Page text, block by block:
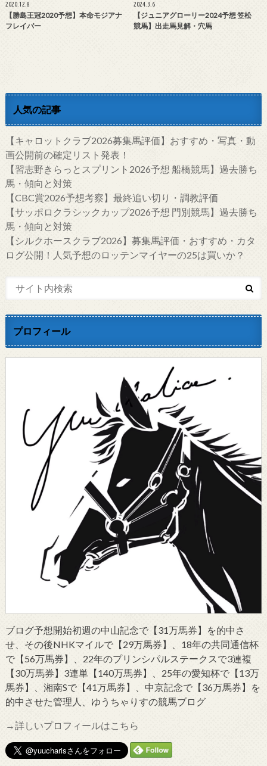
2020.12.8
【勝島王冠2020予想】本命モジアナ
フレイバー
2024.3.6
【ジュニアグローリー2024予想 笠松
競馬】出走馬見解・穴馬
人気の記事
【キャロットクラブ2026募集馬評価】おすすめ・写真・動
画公開前の確定リスト発表！
【習志野きらっとスプリント2026予想 船橋競馬】過去勝ち
馬・傾向と対策
【CBC賞2026予想考察】最終追い切り・調教評価
【サッポロクラシックカップ2026予想 門別競馬】過去勝ち
馬・傾向と対策
【シルクホースクラブ2026】募集馬評価・おすすめ・カタ
ログ公開！人気予想のロッテンマイヤーの25は買いか？
プロフィール
ブログ予想開始初週の中山記念で【31万馬券】を的中さ
せ、その後NHKマイルで【29万馬券】、18年の共同通信杯
で【56万馬券】、22年のプリンシパルステークスで3連複
【30万馬券】3連単【140万馬券】、25年の愛知杯で【13万
馬券】、湘南Sで【41万馬券】、中京記念で【36万馬券】を
的中させた管理人、ゆうちゃりすの競馬ブログ
→詳しいプロフィールはこちら